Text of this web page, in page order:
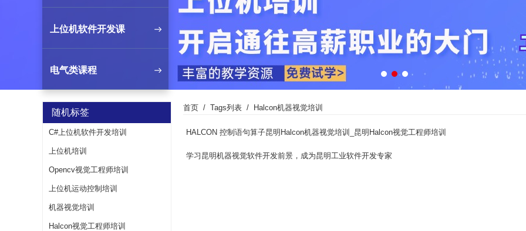
上位机软件开发课
电气类课程
随机标签
C#上位机软件开发培训
上位机培训
Opencv视觉工程师培训
上位机运动控制培训
机器视觉培训
Halcon视觉工程师培训
首页 Tags列表 Halcon机器视觉培训
HALCON 控制语句算子昆明Halcon机器视觉培训_昆明Halcon视觉工程师培训
学习昆明机器视觉软件开发前景，成为昆明工业软件开发专家